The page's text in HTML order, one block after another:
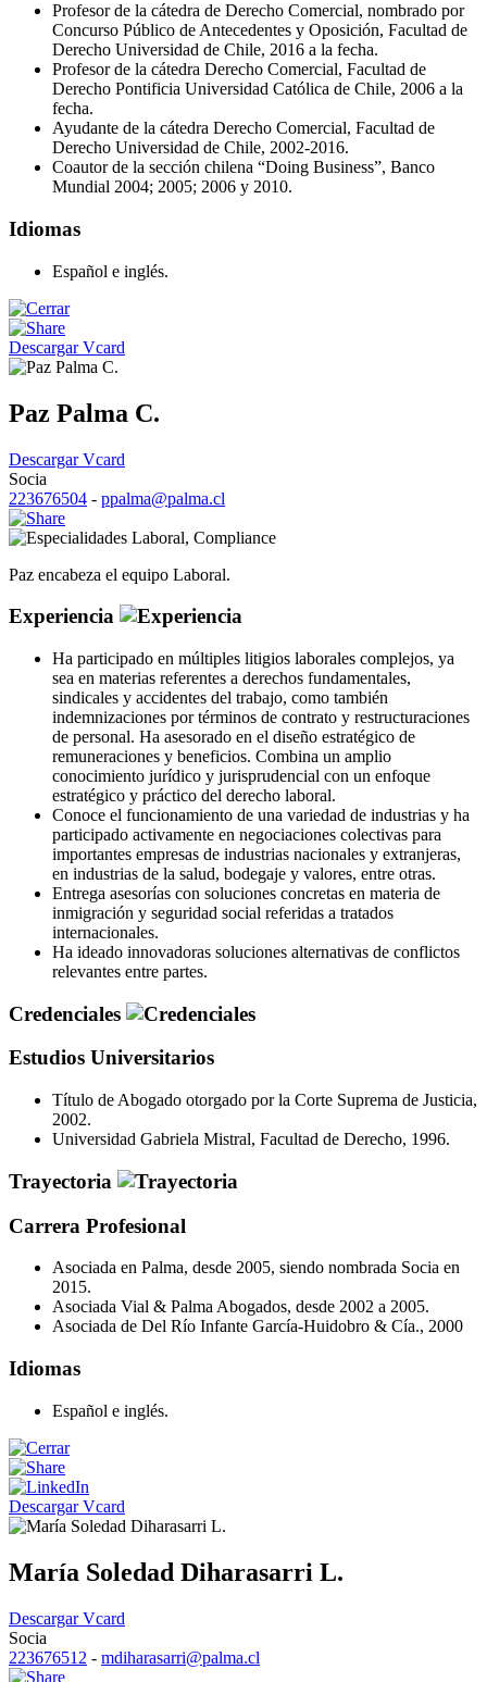
Profesor de la cátedra de Derecho Comercial, nombrado por
Concurso Público de Antecedentes y Oposición, Facultad de
Derecho Universidad de Chile, 2016 a la fecha.
Profesor de la cátedra Derecho Comercial, Facultad de
Derecho Pontificia Universidad Católica de Chile, 2006 a la
fecha.
Ayudante de la cátedra Derecho Comercial, Facultad de
Derecho Universidad de Chile, 2002-2016.
Coautor de la sección chilena “Doing Business”, Banco
Mundial 2004; 2005; 2006 y 2010.
Idiomas
Español e inglés.
Descargar Vcard
Paz Palma C.
Descargar Vcard
Socia
223676504 - ppalma@palma.cl
Laboral, Compliance
Paz encabeza el equipo Laboral.
Experiencia
Ha participado en múltiples litigios laborales complejos, ya
sea en materias referentes a derechos fundamentales,
sindicales y accidentes del trabajo, como también
indemnizaciones por términos de contrato y restructuraciones
de personal. Ha asesorado en el diseño estratégico de
remuneraciones y beneficios. Combina un amplio
conocimiento jurídico y jurisprudencial con un enfoque
estratégico y práctico del derecho laboral.
Conoce el funcionamiento de una variedad de industrias y ha
participado activamente en negociaciones colectivas para
importantes empresas de industrias nacionales y extranjeras,
en industrias de la salud, bodegaje y valores, entre otras.
Entrega asesorías con soluciones concretas en materia de
inmigración y seguridad social referidas a tratados
internacionales.
Ha ideado innovadoras soluciones alternativas de conflictos
relevantes entre partes.
Credenciales
Estudios Universitarios
Título de Abogado otorgado por la Corte Suprema de Justicia,
2002.
Universidad Gabriela Mistral, Facultad de Derecho, 1996.
Trayectoria
Carrera Profesional
Asociada en Palma, desde 2005, siendo nombrada Socia en
2015.
Asociada Vial & Palma Abogados, desde 2002 a 2005.
Asociada de Del Río Infante García-Huidobro & Cía., 2000
Idiomas
Español e inglés.
Descargar Vcard
María Soledad Diharasarri L.
Descargar Vcard
Socia
223676512 - mdiharasarri@palma.cl